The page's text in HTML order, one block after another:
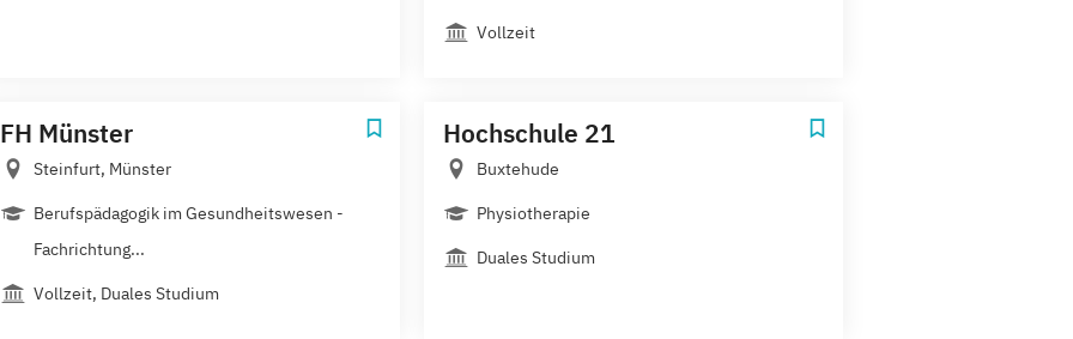
Vollzeit
FH Münster
Steinfurt, Münster
Berufspädagogik im Gesundheitswesen -
Fachrichtung...
Vollzeit, Duales Studium
Hochschule 21
Buxtehude
Physiotherapie
Duales Studium